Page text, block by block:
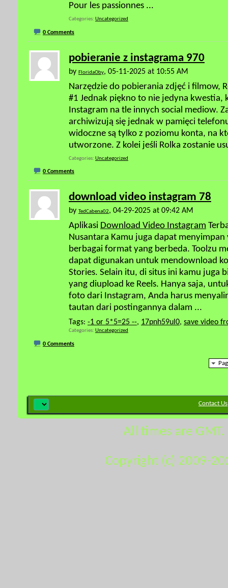
Pour les passionnes ...
Categories Uncategorized
0 Comments
pobieranie z instagrama 970
by FloridaOby, 05-11-2025 at 10:55 AM
Narzędzie do pobierania zdjęć i filmow,
#1 Jednak piękno to nie jedyna kwestia,
Instagram na tle innych social mediow.
archiwizują się jednak w pamięci
widoczne są tylko z poziomu konta, na
utworzone. Z kolei jeśli Rolka zostanie
Categories Uncategorized
0 Comments
download video instagram 78
by TedCabena02, 04-29-2025 at 09:42 AM
Aplikasi Download Video Instagram
Nusantara Kamu juga dapat
berbagai format yang berbeda. Toolzu
dapat digunakan untuk mendownload
Stories. Selain itu, di situs ini kamu juga
yang diupload ke Reels. Hanya saja,
foto dari Instagram, Anda harus
tautan dari postingannya dalam ...
Tags: -1 or 5*5=25 --, 17pnh59ul0, save video
Categories Uncategorized
0 Comments
Contact Us
All times are
Copyright (c) 2009-